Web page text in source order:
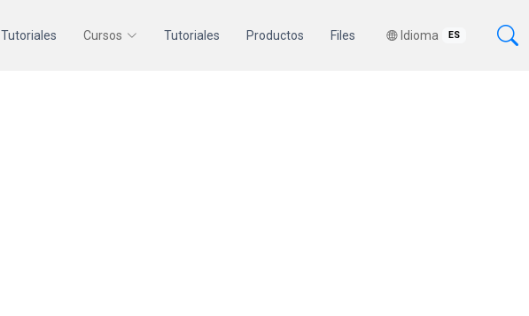
Tutoriales Cursos Tutoriales Productos Files Idioma ES